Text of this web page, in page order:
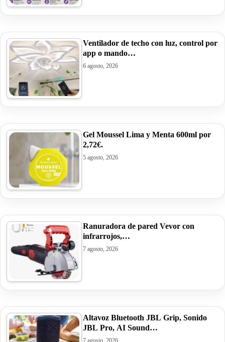
Ventilador de techo con luz, control por
app o mando…
6 agosto, 2026
Gel Moussel Lima y Menta 600ml por
2,72€.
5 agosto, 2026
Ranuradora de pared Vevor con
infrarrojos,…
7 agosto, 2026
Altavoz Bluetooth JBL Grip, Sonido
JBL Pro, AI Sound…
7 agosto, 2026